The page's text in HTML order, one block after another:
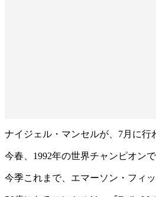
ナイジェル・マンセルが、7月に行
今春、1992年の世界チャンピオン
今季これまで、エマーソン・フィ